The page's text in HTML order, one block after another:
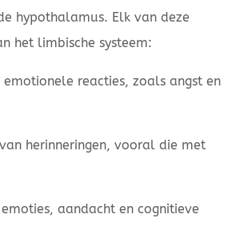
hypothalamus. Elk van deze
het limbische systeem:
reacties, zoals angst en
herinneringen, vooral die met
aandacht en cognitieve